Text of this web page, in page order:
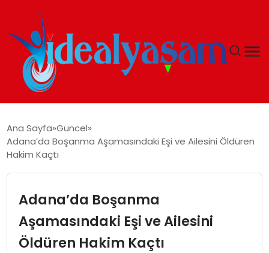
GÜNDEM
İDEAL SPOR
Ana Sayfa Güncel
Adana’da Boşanma Aşamasındaki Eşi ve Ailesini Öldüren
Hakim Kaçtı
Adana’da Boşanma
Aşamasındaki Eşi ve Ailesini
Öldüren Hakim Kaçtı